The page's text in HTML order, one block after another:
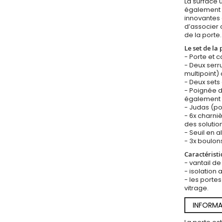
également
d’associer
de la porte.
Le set de
- Porte et
- Deux
multipoint)
- Deux
- Poignée
- Judas
- 6x
des
- Seuil en
- 3x
- vantail de
- isolation
- les
vitrage.